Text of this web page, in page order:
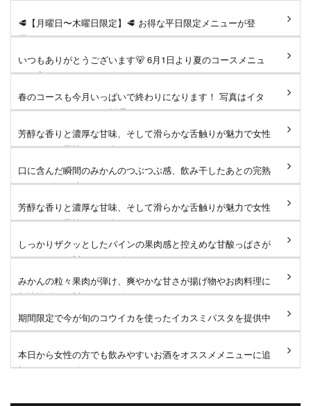
🥩【月曜日〜木曜日限定】🥩 お得な平日限定メニューが登
場！ ジューシーなサーロイン...
いつもありがとうございます🐻 6月1日より夏のコースメニュ
ーへ変更となります。 仕...
春のコースも今月いっぱいで終わりになります！ 写真はイタ
リアンコースのメイン料理...
芳醇な香りと濃厚な甘味、そして滑らかな舌触りが魅力で女性
はもちろん男性にもお楽し...
口に含んだ瞬間のみかんのつぶつぶ感、飲み干したあとの完熟
みかんの深い味わいがたま...
芳醇な香りと濃厚な甘味、そして滑らかな舌触りが魅力で女性
はもちろん男性にもお楽し...
しっかりザクッとしたパインの果肉感と控えめな甘酸っぱさが
たまりません🐻 #タローズ...
みかんの粒々果肉が弾け、爽やかな甘さが揚げ物やお肉料理に
相性抜群です🐻 #タローズ...
期間限定で今が旬のコウイカを使ったイカスミパスタを提供中
です！たっぷりのコウイカ...
本日から女性の方でも飲みやすいお酒をオススメメニューに追
加しました！ 鬼おろしサ...